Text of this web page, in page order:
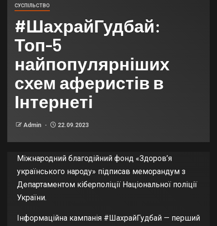
СУСПІЛЬСТВО
#ШахрайГудбай:
Топ-5
найпопулярніших
схем аферистів в
Інтернеті
Admin 22.09.2023
Міжнародний благодійний фонд «Здоров’я
українського народу» підписав меморандум з
Департаментом кіберполіції Національної поліції
України.
Інформаційна кампанія #ШахрайГудбай — перший